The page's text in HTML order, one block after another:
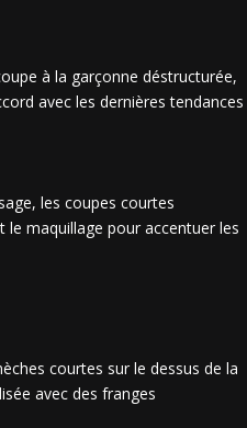
à la garçonne déstructurée,
avec les dernières tendances
les coupes courtes
maquillage pour accentuer les
courtes sur le dessus de la
avec des franges